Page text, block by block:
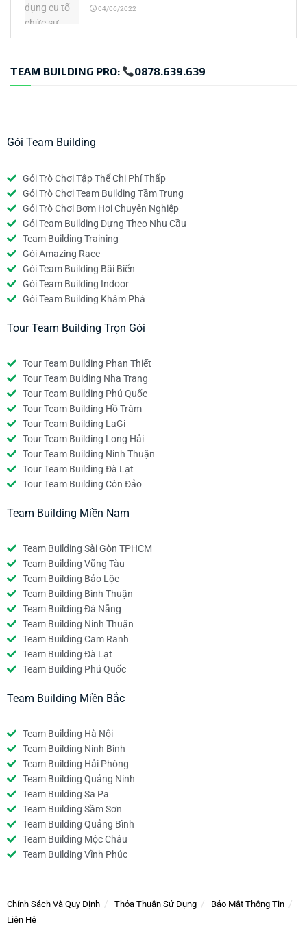
04/06/2022
TEAM BUILDING PRO: 0878.639.639
Gói Team Building
Gói Trò Chơi Tập Thể Chi Phí Thấp
Gói Trò Chơi Team Building Tầm Trung
Gói Trò Chơi Bơm Hơi Chuyên Nghiệp
Gói Team Building Dựng Theo Nhu Cầu
Team Building Training
Gói Amazing Race
Gói Team Building Bãi Biển
Gói Team Building Indoor
Gói Team Building Khám Phá
Tour Team Building Trọn Gói
Tour Team Building Phan Thiết
Tour Team Buiding Nha Trang
Tour Team Building Phú Quốc
Tour Team Building Hồ Tràm
Tour Team Building LaGi
Tour Team Building Long Hải
Tour Team Building Ninh Thuận
Tour Team Building Đà Lạt
Tour Team Building Côn Đảo
Team Building Miền Nam
Team Building Sài Gòn TPHCM
Team Building Vũng Tàu
Team Building Bảo Lộc
Team Building Bình Thuận
Team Building Đà Nẵng
Team Building Ninh Thuận
Team Building Cam Ranh
Team Building Đà Lạt
Team Building Phú Quốc
Team Building Miền Bắc
Team Building Hà Nội
Team Building Ninh Bình
Team Building Hải Phòng
Team Building Quảng Ninh
Team Building Sa Pa
Team Building Sầm Sơn
Team Building Quảng Bình
Team Building Mộc Châu
Team Building Vĩnh Phúc
Chính Sách Và Quy Định Thỏa Thuận Sử Dụng
Bảo Mật Thông Tin
Liên Hệ